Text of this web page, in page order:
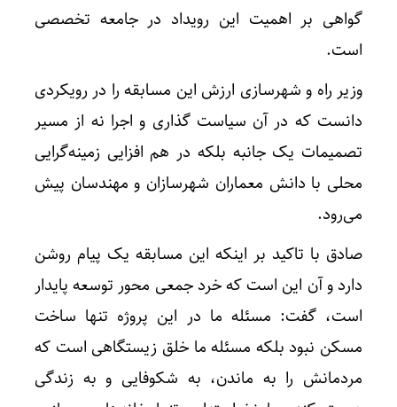
گواهی بر اهمیت این رویداد در جامعه تخصصی
است.
وزیر راه و شهرسازی ارزش این مسابقه را در رویکردی
دانست که در آن سیاست گذاری و اجرا نه از مسیر
تصمیمات یک جانبه بلکه در هم افزایی زمینه‌گرایی
محلی با دانش معماران شهرسازان و مهندسان پیش
می‌رود.
صادق با تاکید بر اینکه این مسابقه یک پیام روشن
دارد و آن این است که خرد جمعی محور توسعه پایدار
است، گفت: مسئله ما در این پروژه تنها ساخت
مسکن نبود بلکه مسئله ما خلق زیستگاهی است که
مردمانش را به ماندن، به شکوفایی و به زندگی